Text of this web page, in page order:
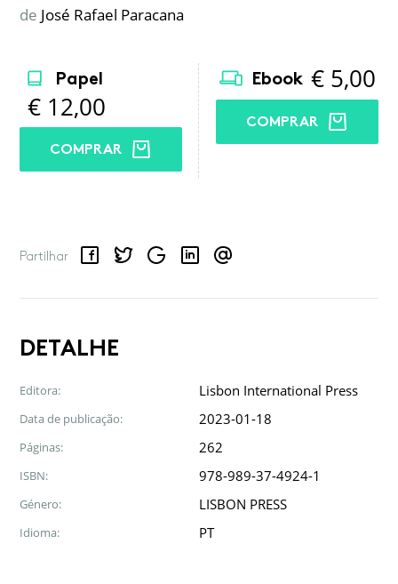
de José Rafael Paracana
Papel
€ 12,00
COMPRAR
Ebook € 5,00
COMPRAR
Partilhar
FacebookTwitterGoogle LinkedInEmail
DETALHE
Editora: Lisbon International Press
Data de publicação: 2023-01-18
Páginas: 262
ISBN: 978-989-37-4924-1
Género: LISBON PRESS
Idioma: PT